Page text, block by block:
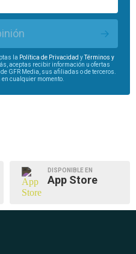
la Política de Privacidad y
Términos y
aceptas recibir información u ofertas
GFR Media, sus afiliadas o de terceros.
cualquier momento.
DISPONIBLE EN
App Store